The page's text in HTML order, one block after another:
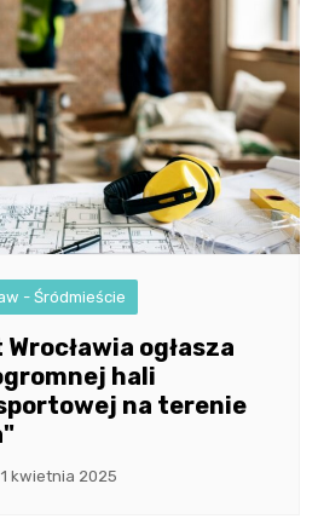
- Śródmieście
ogłasza
hali
na terenie
kwietnia 2025